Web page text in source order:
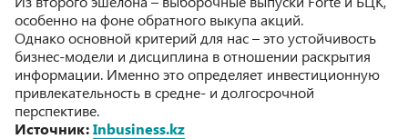
особенно на фоне обратного выкупа акций.
Однако основной критерий для нас – это устойчивость
бизнес-модели и дисциплина в отношении раскрытия
информации. Именно это определяет инвестиционную
привлекательность в средне- и долгосрочной
перспективе.
Источник:Inbusiness.kz